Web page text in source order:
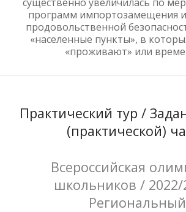
программ импортозамещения
продовольственной
«населенные пункты», в
«проживают» или
Практический тур /
(практической)
Всероссийская
школьников / 2022/
Региональный